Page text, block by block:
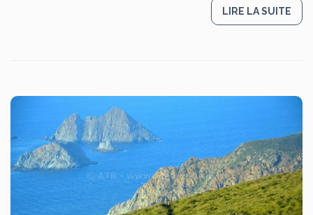
LIRE LA SUITE